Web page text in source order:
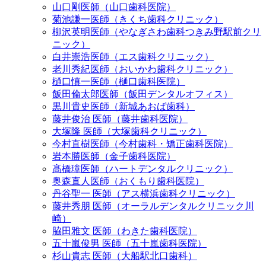
山口剛医師（山口歯科医院）
菊池謙一医師（きくち歯科クリニック）
柳沢英明医師（やなぎさわ歯科つきみ野駅前クリ
ニック）
白井崇浩医師（エス歯科クリニック）
老川秀紀医師（おいかわ歯科クリニック）
樋口慎一医師（樋口歯科医院）
飯田倫太郎医師（飯田デンタルオフィス）
黒川貴史医師（新城あおば歯科）
藤井俊治 医師（藤井歯科医院）
大塚隆 医師（大塚歯科クリニック）
今村直樹医師（今村歯科・矯正歯科医院）
岩本勝医師（金子歯科医院）
髙橋璋医師（ハートデンタルクリニック）
奥森直人医師（おくもり歯科医院）
丹谷聖一 医師（アス横浜歯科クリニック）
藤井秀朋 医師（オーラルデンタルクリニック川
崎）
脇田雅文 医師（わきた歯科医院）
五十嵐俊男 医師（五十嵐歯科医院）
杉山貴志 医師（大船駅北口歯科）